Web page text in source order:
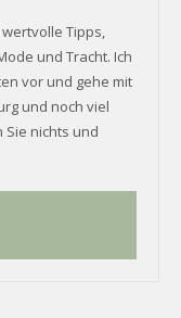
Tipps,
und Tracht. Ich
vor und gehe mit
und noch viel
nichts und